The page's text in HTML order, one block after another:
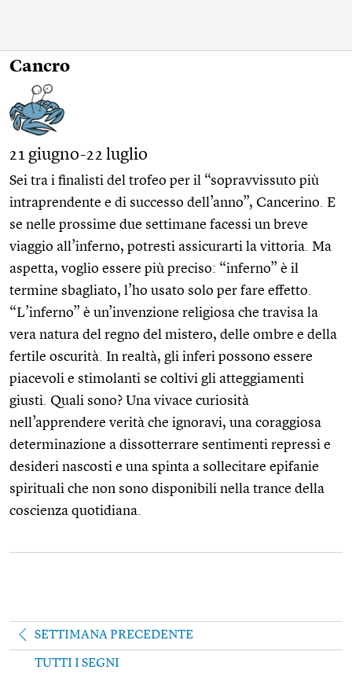
Cancro
21 giugno-22 luglio
Sei tra i finalisti del trofeo per il “sopravvissuto più
intraprendente e di successo dell’anno”, Cancerino. E
se nelle prossime due settimane facessi un breve
viaggio all’inferno, potresti assicurarti la vittoria. Ma
aspetta, voglio essere più preciso: “inferno” è il
termine sbagliato, l’ho usato solo per fare effetto.
“L’inferno” è un’invenzione religiosa che travisa la
vera natura del regno del mistero, delle ombre e della
fertile oscurità. In realtà, gli inferi possono essere
piacevoli e stimolanti se coltivi gli atteggiamenti
giusti. Quali sono? Una vivace curiosità
nell’apprendere verità che ignoravi, una coraggiosa
determinazione a dissotterrare sentimenti repressi e
desideri nascosti e una spinta a sollecitare epifanie
spirituali che non sono disponibili nella trance della
coscienza quotidiana.
SETTIMANA PRECEDENTE
TUTTI I SEGNI